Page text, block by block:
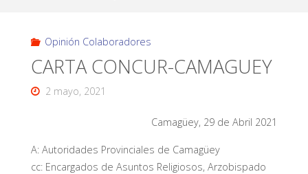
Opinión Colaboradores
CARTA CONCUR-CAMAGUEY
2 mayo, 2021
Camagüey, 29 de Abril 2021
A: Autoridades Provinciales de Camagüey
cc: Encargados de Asuntos Religiosos, Arzobispado